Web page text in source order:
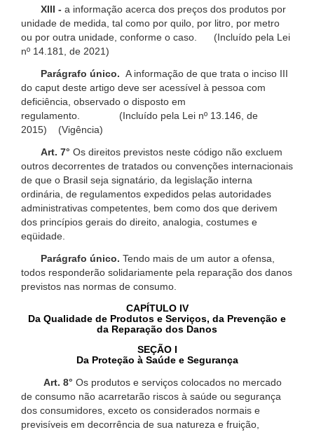
XIII - a informação acerca dos preços dos produtos por
unidade de medida, tal como por quilo, por litro, por metro
ou por outra unidade, conforme o caso. (Incluído pela Lei
nº 14.181, de 2021)
Parágrafo único. A informação de que trata o inciso III
do caput deste artigo deve ser acessível à pessoa com
deficiência, observado o disposto em
regulamento. (Incluído pela Lei nº 13.146, de
2015) (Vigência)
Art. 7° Os direitos previstos neste código não excluem
outros decorrentes de tratados ou convenções internacionais
de que o Brasil seja signatário, da legislação interna
ordinária, de regulamentos expedidos pelas autoridades
administrativas competentes, bem como dos que derivem
dos princípios gerais do direito, analogia, costumes e
eqüidade.
Parágrafo único. Tendo mais de um autor a ofensa,
todos responderão solidariamente pela reparação dos danos
previstos nas normas de consumo.
CAPÍTULO IV
Da Qualidade de Produtos e Serviços, da Prevenção e
da Reparação dos Danos
SEÇÃO I
Da Proteção à Saúde e Segurança
Art. 8° Os produtos e serviços colocados no mercado
de consumo não acarretarão riscos à saúde ou segurança
dos consumidores, exceto os considerados normais e
previsíveis em decorrência de sua natureza e fruição,